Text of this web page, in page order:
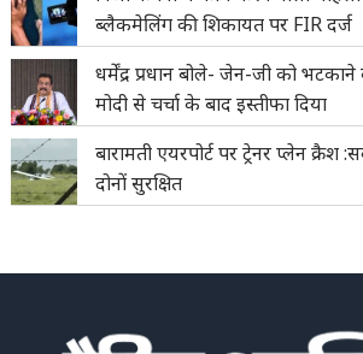
ब्लैकमेलिंग की शिकायत पर FIR दर्ज
धर्मेंद्र प्रधान बोले- जेन-जी को
मोदी से चर्चा के बाद इस्तीफा दिया
बारामती एयरपोर्ट पर ट्रेनर प्लेन
दोनों सुरक्षित